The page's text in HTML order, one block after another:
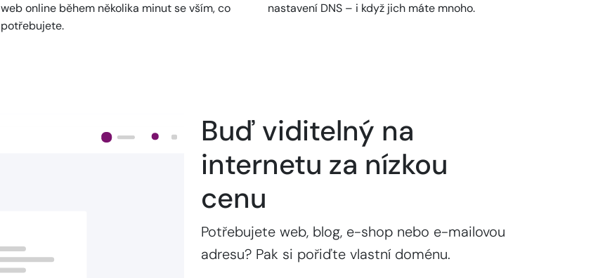
web online během několika minut se vším, co
potřebujete.
nastavení DNS – i když jich máte mnoho.
Buď viditelný na
internetu za nízkou
cenu
Potřebujete web, blog, e-shop nebo e-mailovou
adresu? Pak si pořiďte vlastní doménu.